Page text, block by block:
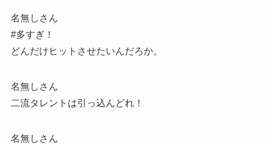
名無しさん
#多すぎ！
どんだけヒットさせたいんだろか。
名無しさん
二流タレントは引っ込んどれ！
名無しさん